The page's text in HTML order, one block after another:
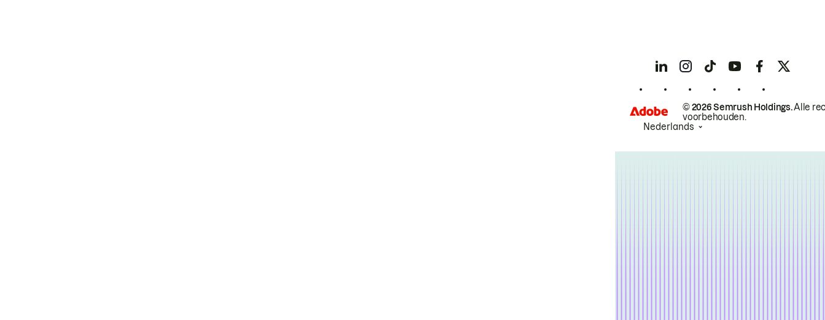
© 2026 Semrush Holdings.Alle
voorbehouden.
Nederlands